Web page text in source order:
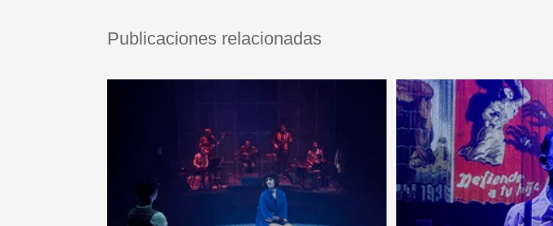
Publicaciones relacionadas